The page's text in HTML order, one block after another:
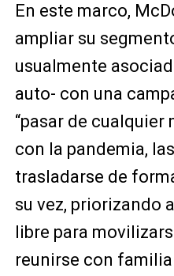
En este marco,
ampliar su
usualmente
auto- con una
“pasar de cualquier
con la pandemia,
trasladarse de
su vez, priorizando
libre para
reunirse con